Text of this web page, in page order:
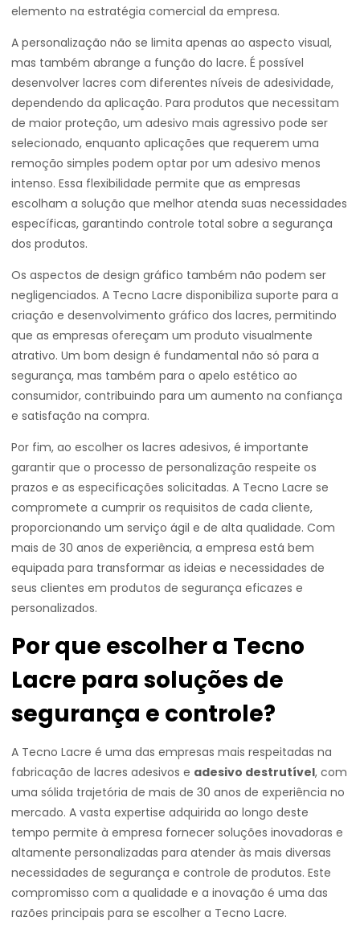
elemento na estratégia comercial da empresa.
A personalização não se limita apenas ao aspecto visual,
mas também abrange a função do lacre. É possível
desenvolver lacres com diferentes níveis de adesividade,
dependendo da aplicação. Para produtos que necessitam
de maior proteção, um adesivo mais agressivo pode ser
selecionado, enquanto aplicações que requerem uma
remoção simples podem optar por um adesivo menos
intenso. Essa flexibilidade permite que as empresas
escolham a solução que melhor atenda suas necessidades
específicas, garantindo controle total sobre a segurança
dos produtos.
Os aspectos de design gráfico também não podem ser
negligenciados. A Tecno Lacre disponibiliza suporte para a
criação e desenvolvimento gráfico dos lacres, permitindo
que as empresas ofereçam um produto visualmente
atrativo. Um bom design é fundamental não só para a
segurança, mas também para o apelo estético ao
consumidor, contribuindo para um aumento na confiança
e satisfação na compra.
Por fim, ao escolher os lacres adesivos, é importante
garantir que o processo de personalização respeite os
prazos e as especificações solicitadas. A Tecno Lacre se
compromete a cumprir os requisitos de cada cliente,
proporcionando um serviço ágil e de alta qualidade. Com
mais de 30 anos de experiência, a empresa está bem
equipada para transformar as ideias e necessidades de
seus clientes em produtos de segurança eficazes e
personalizados.
Por que escolher a Tecno
Lacre para soluções de
segurança e controle?
A Tecno Lacre é uma das empresas mais respeitadas na
fabricação de lacres adesivos e adesivo destrutível, com
uma sólida trajetória de mais de 30 anos de experiência no
mercado. A vasta expertise adquirida ao longo deste
tempo permite à empresa fornecer soluções inovadoras e
altamente personalizadas para atender às mais diversas
necessidades de segurança e controle de produtos. Este
compromisso com a qualidade e a inovação é uma das
razões principais para se escolher a Tecno Lacre.